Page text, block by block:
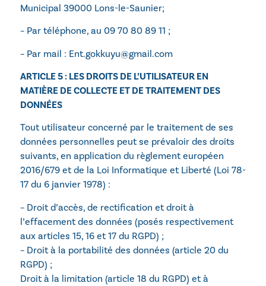
Municipal 39000 Lons-le-Saunier;
– Par téléphone, au 09 70 80 89 11 ;
– Par mail : Ent.gokkuyu@gmail.com
ARTICLE 5 : LES DROITS DE L’UTILISATEUR EN
MATIÈRE DE COLLECTE ET DE TRAITEMENT DES
DONNÉES
Tout utilisateur concerné par le traitement de ses
données personnelles peut se prévaloir des droits
suivants, en application du règlement européen
2016/679 et de la Loi Informatique et Liberté (Loi 78-
17 du 6 janvier 1978) :
– Droit d’accès, de rectification et droit à
l’effacement des données (posés respectivement
aux articles 15, 16 et 17 du RGPD) ;
– Droit à la portabilité des données (article 20 du
RGPD) ;
Droit à la limitation (article 18 du RGPD) et à